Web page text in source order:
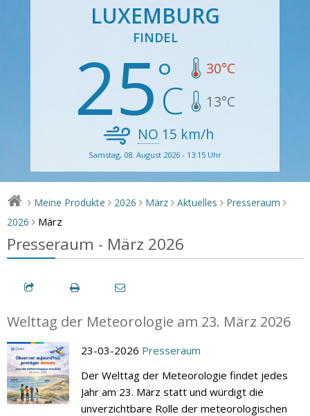
LUXEMBURG
FINDEL
25 30°C
13°C
NO 15 km/h
Samstag, 08. August 2026 - 13:15 Uhr
> Meine Produkte > 2026 > März > Aktuelles > Presseraum >
2026 > März
Presseraum - März 2026
Welttag der Meteorologie am 23. März 2026
23-03-2026 Presseraum
Der Welttag der Meteorologie findet jedes
Jahr am 23. März statt und würdigt die
unverzichtbare Rolle der meteorologischen